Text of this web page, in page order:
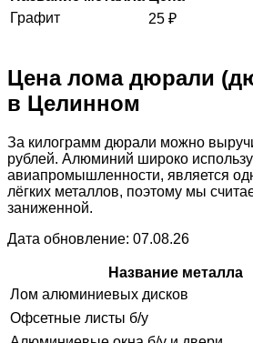
Графит
25 ₽
Цена лома дюрали
в Целинном
За килограмм дюрали можно
рублей. Алюминий широко
авиапромышленности, является
лёгких металлов, поэтому мы
заниженной.
Дата обновление: 07.08.26
Название металла
Лом алюминиевых дисков
Офсетные листы б/у